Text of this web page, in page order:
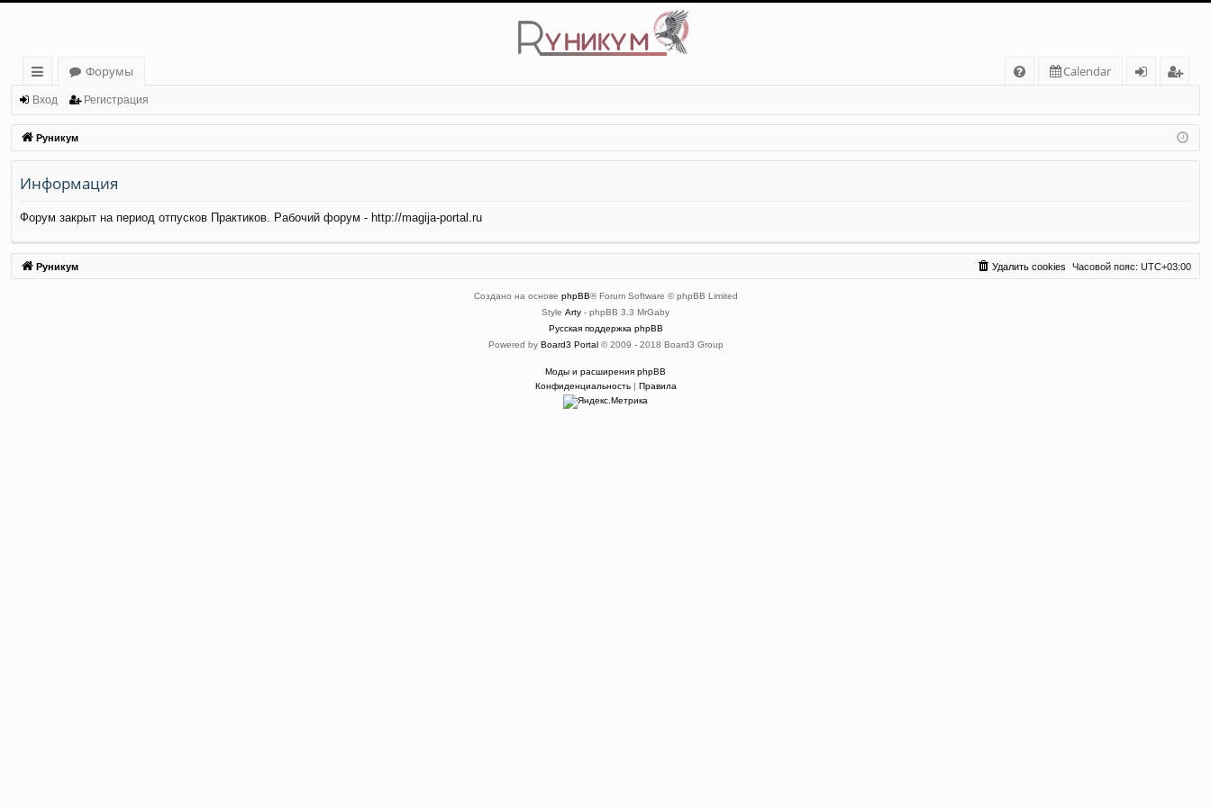
с
ы
лк
и
Форумы
Q
Calendar
д
ис
тр
Вход Регистрация
Руникум
Информация
Форум закрыт на период отпусков Практиков. Рабочий форум - http://magija-portal.ru
Руникум Часовой пояс: UTC+03:00
Удалить cookies
Создано на основе phpBB® Forum Software © phpBB Limited
Style Arty - phpBB 3.3 MrGaby
Русская поддержка phpBB
Powered by Board3 Portal© 2009 - 2018 Board3 Group
Моды и расширения phpBB
Конфиденциальность| Правила